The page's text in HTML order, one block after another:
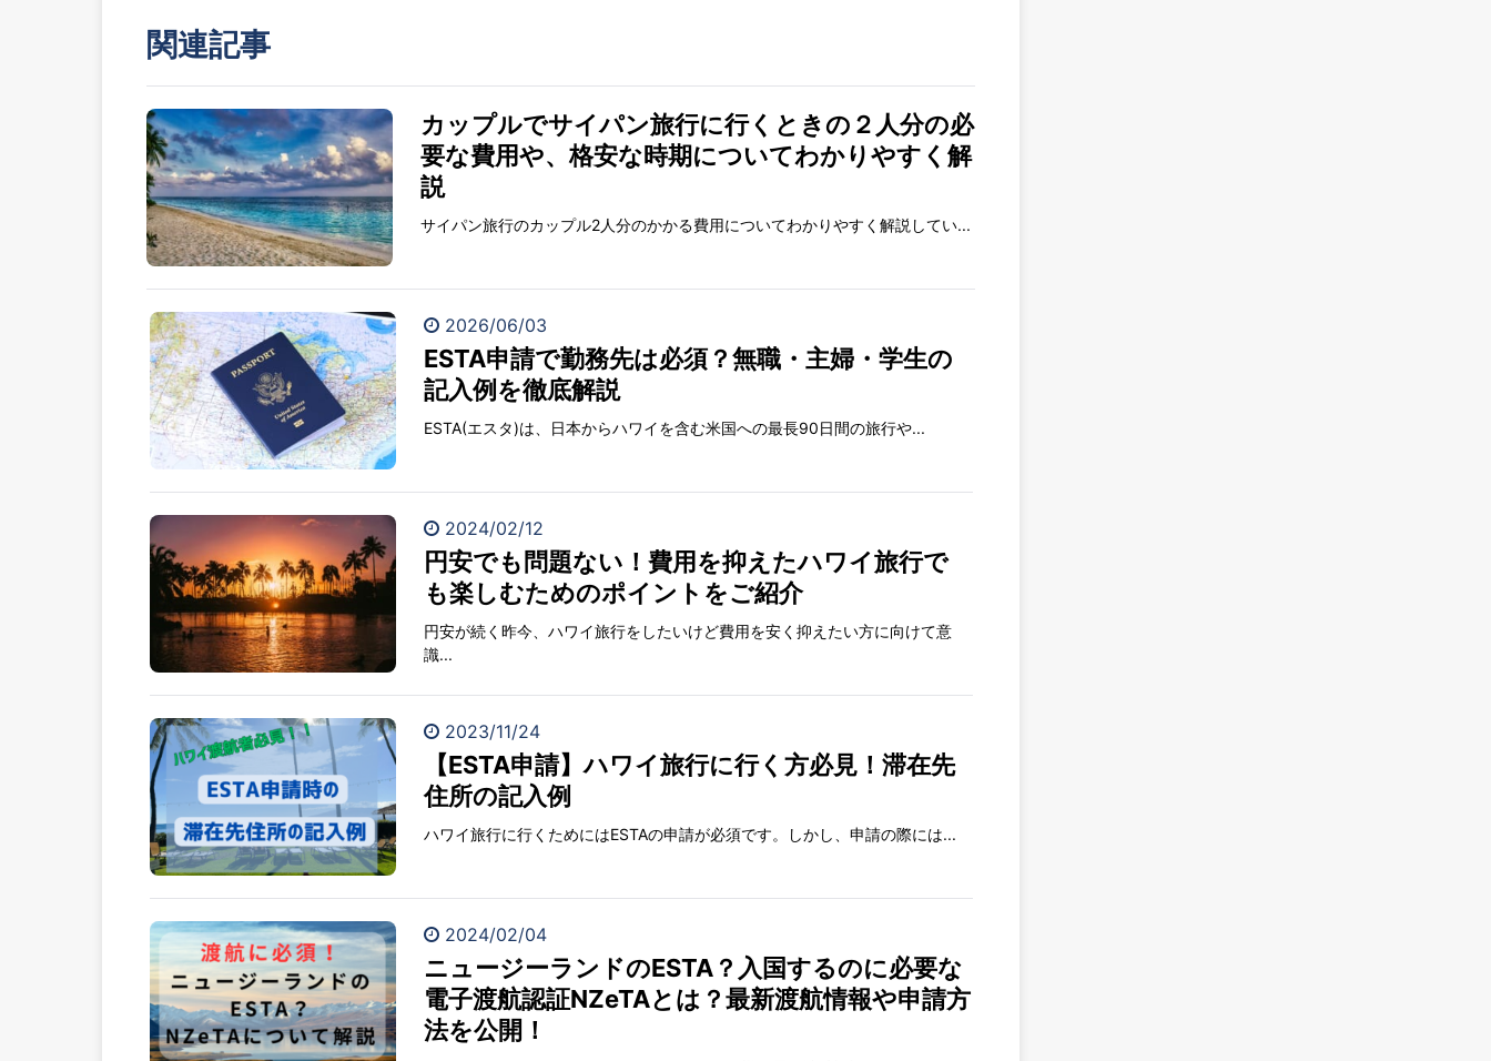
関連記事
カップルでサイパン旅行に行くときの２人分の必
要な費用や、格安な時期についてわかりやすく解
説
サイパン旅行のカップル2人分のかかる費用についてわかりやすく解説してい...
2026/06/03
ESTA申請で勤務先は必須？無職・主婦・学生の
記入例を徹底解説
ESTA(エスタ)は、日本からハワイを含む米国への最長90日間の旅行や...
2024/02/12
円安でも問題ない！費用を抑えたハワイ旅行で
も楽しむためのポイントをご紹介
円安が続く昨今、ハワイ旅行をしたいけど費用を安く抑えたい方に向けて意
識...
2023/11/24
【ESTA申請】ハワイ旅行に行く方必見！滞在先
住所の記入例
ハワイ旅行に行くためにはESTAの申請が必須です。しかし、申請の際には...
2024/02/04
ニュージーランドのESTA？入国するのに必要な
電子渡航認証NZeTAとは？最新渡航情報や申請方
法を公開！